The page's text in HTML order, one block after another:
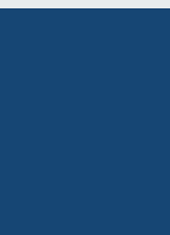
Формируем